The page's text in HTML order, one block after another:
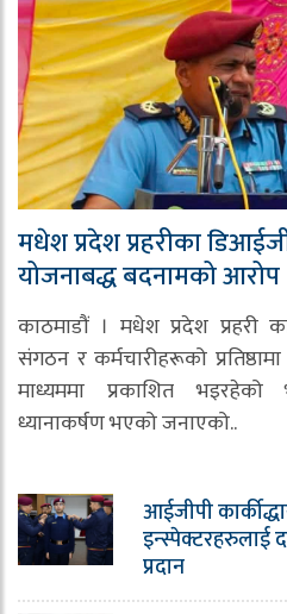
मधेश प्रदेश प्रहरीका
योजनाबद्ध बदनामको आरोप
काठमाडौं । मधेश प्रदेश प्रहरी
संगठन र कर्मचारीहरूको
माध्यममा प्रकाशित भइरहेको
ध्यानाकर्षण भएको जनाएको..
आईजीपी
इन्स्पेक्टरहरुलाई
प्रदान